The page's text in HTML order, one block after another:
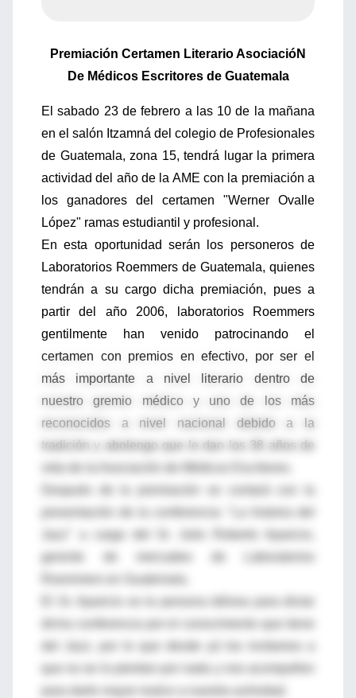
Premiación Certamen Literario AsociacióN
De Médicos Escritores de Guatemala
El sabado 23 de febrero a las 10 de la mañana
en el salón Itzamná del colegio de Profesionales
de Guatemala, zona 15, tendrá lugar la primera
actividad del año de la AME con la premiación a
los ganadores del certamen "Werner Ovalle
López" ramas estudiantil y profesional.
En esta oportunidad serán los personeros de
Laboratorios Roemmers de Guatemala, quienes
tendrán a su cargo dicha premiación, pues a
partir del año 2006, laboratorios Roemmers
gentilmente han venido patrocinando el
certamen con premios en efectivo, por ser el
más importante a nivel literario dentro de
nuestro gremio médico y uno de los más
reconocidos a nivel nacional debido a la
tradición y abolengo que le dan los 38 años de
Jazz" a cargo del Sr. Julio Roberto Aparicio,
gerente de mercadeo de Laboratorios
para darle mayor realce a nuestra actividad.